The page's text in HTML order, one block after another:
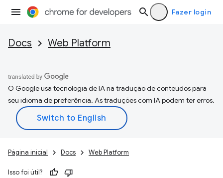
Fazer login
Docs Web Platform
O Google usa tecnologia de IA na tradução de conteúdos para
seu idioma de preferência. As traduções com IA podem ter erros.
Página inicial Docs Web Platform
Isso foi útil?